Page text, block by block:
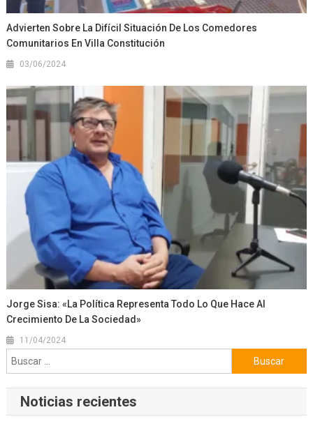
Advierten Sobre La Difícil Situación De Los Comedores
Comunitarios En Villa Constitución
03/06/2024
Jorge Sisa: «La Política Representa Todo Lo Que Hace Al
Crecimiento De La Sociedad»
11/04/2024
Buscar:
Noticias recientes